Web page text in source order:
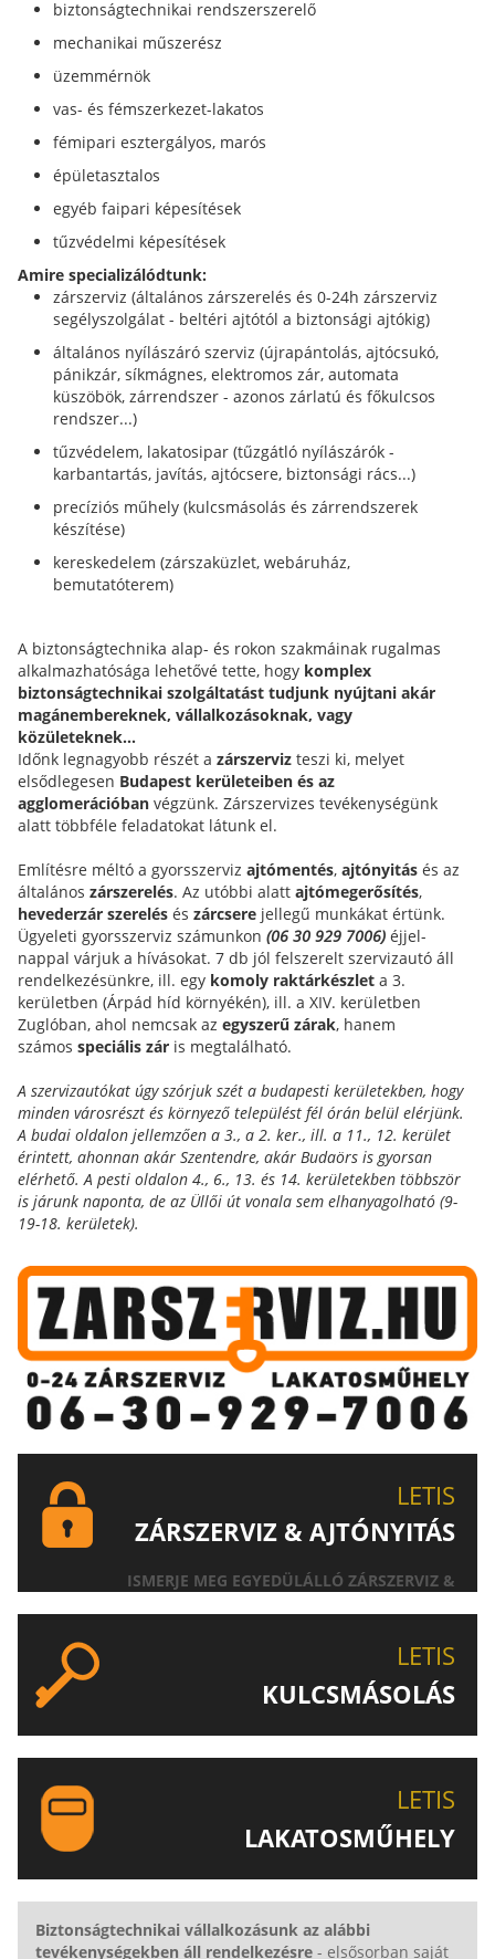
biztonságtechnikai rendszerszerelő
mechanikai műszerész
üzemmérnök
vas- és fémszerkezet-lakatos
fémipari esztergályos, marós
épületasztalos
egyéb faipari képesítések
tűzvédelmi képesítések
Amire specializálódtunk:
zárszerviz (általános zárszerelés és 0-24h zárszerviz
segélyszolgálat - beltéri ajtótól a biztonsági ajtókig)
általános nyílászáró szerviz (újrapántolás, ajtócsukó,
pánikzár, síkmágnes, elektromos zár, automata
küszöbök, zárrendszer - azonos zárlatú és főkulcsos
rendszer...)
tűzvédelem, lakatosipar (tűzgátló nyílászárók -
karbantartás, javítás, ajtócsere, biztonsági rács...)
precíziós műhely (kulcsmásolás és zárrendszerek
készítése)
kereskedelem (zárszaküzlet, webáruház,
bemutatóterem)
A biztonságtechnika alap- és rokon szakmáinak rugalmas
alkalmazhatósága lehetővé tette, hogy komplex
biztonságtechnikai szolgáltatást tudjunk nyújtani akár
magánembereknek, vállalkozásoknak, vagy
közületeknek...
Időnk legnagyobb részét a zárszerviz teszi ki, melyet
elsődlegesen Budapest kerületeiben és az
agglomerációban végzünk. Zárszervizes tevékenységünk
alatt többféle feladatokat látunk el.
Említésre méltó a gyorsszerviz ajtómentés, ajtónyitás és az
általános zárszerelés. Az utóbbi alatt ajtómegerősítés,
hevederzár szerelés és zárcsere jellegű munkákat értünk.
Ügyeleti gyorsszerviz számunkon (06 30 929 7006) éjjel-
nappal várjuk a hívásokat. 7 db jól felszerelt szervizautó áll
rendelkezésünkre, ill. egy komoly raktárkészlet a 3.
kerületben (Árpád híd környékén), ill. a XIV. kerületben
Zuglóban, ahol nemcsak az egyszerű zárak, hanem
számos speciális zár is megtalálható.
A szervizautókat úgy szórjuk szét a budapesti kerületekben, hogy
minden városrészt és környező települést fél órán belül elérjünk.
A budai oldalon jellemzően a 3., a 2. ker., ill. a 11., 12. kerület
érintett, ahonnan akár Szentendre, akár Budaörs is gyorsan
elérhető. A pesti oldalon 4., 6., 13. és 14. kerületekben többször
is járunk naponta, de az Üllői út vonala sem elhanyagolható (9-
19-18. kerületek).
LETIS
ZÁRSZERVIZ & AJTÓNYITÁS
ISMERJE MEG EGYEDÜLÁLLÓ ZÁRSZERVIZ &
LETIS
KULCSMÁSOLÁS
LETIS
LAKATOSMŰHELY
Biztonságtechnikai vállalkozásunk az alábbi
tevékenységekben áll rendelkezésre - elsősorban saját